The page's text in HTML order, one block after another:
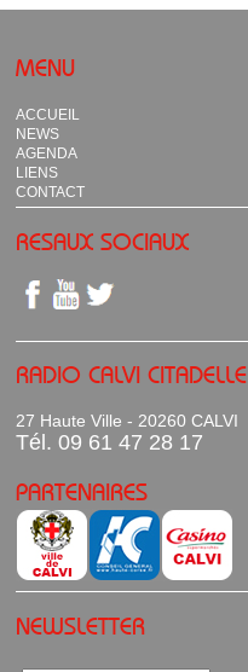
MENU
ACCUEIL
NEWS
AGENDA
LIENS
CONTACT
RESAUX SOCIAUX
RADIO CALVI CITADELLE
27 Haute Ville - 20260 CALVI
Tél. 09 61 47 28 17
PARTENAIRES
NEWSLETTER